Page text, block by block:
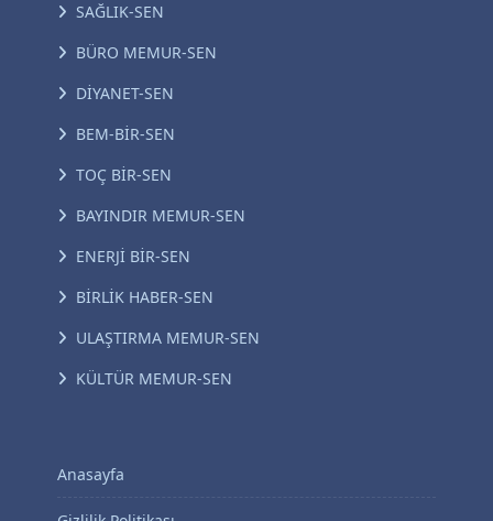
SAĞLIK-SEN
BÜRO MEMUR-SEN
DİYANET-SEN
BEM-BİR-SEN
TOÇ BİR-SEN
BAYINDIR MEMUR-SEN
ENERJİ BİR-SEN
BİRLİK HABER-SEN
ULAŞTIRMA MEMUR-SEN
KÜLTÜR MEMUR-SEN
Anasayfa